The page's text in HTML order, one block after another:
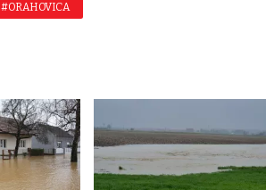
#ORAHOVICA